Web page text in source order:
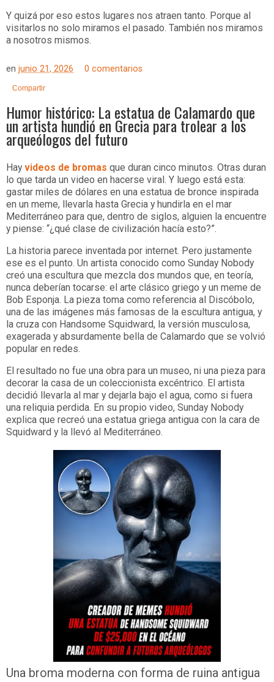
Y quizá por eso estos lugares nos atraen tanto. Porque al
visitarlos no solo miramos el pasado. También nos miramos
a nosotros mismos.
en junio 21, 2026 0 comentarios
Compartir
Humor histórico: La estatua de Calamardo que
un artista hundió en Grecia para trolear a los
arqueólogos del futuro
Hay videos de bromas que duran cinco minutos. Otras duran
lo que tarda un video en hacerse viral. Y luego está esta:
gastar miles de dólares en una estatua de bronce inspirada
en un meme, llevarla hasta Grecia y hundirla en el mar
Mediterráneo para que, dentro de siglos, alguien la encuentre
y piense: “¿qué clase de civilización hacía esto?”.
La historia parece inventada por internet. Pero justamente
ese es el punto. Un artista conocido como Sunday Nobody
creó una escultura que mezcla dos mundos que, en teoría,
nunca deberían tocarse: el arte clásico griego y un meme de
Bob Esponja. La pieza toma como referencia al Discóbolo,
una de las imágenes más famosas de la escultura antigua, y
la cruza con Handsome Squidward, la versión musculosa,
exagerada y absurdamente bella de Calamardo que se volvió
popular en redes.
El resultado no fue una obra para un museo, ni una pieza para
decorar la casa de un coleccionista excéntrico. El artista
decidió llevarla al mar y dejarla bajo el agua, como si fuera
una reliquia perdida. En su propio video, Sunday Nobody
explica que recreó una estatua griega antigua con la cara de
Squidward y la llevó al Mediterráneo.
Una broma moderna con forma de ruina antigua